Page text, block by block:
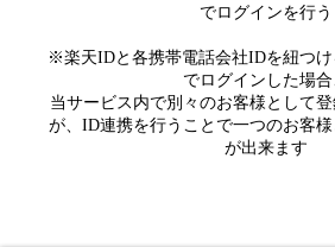
でログインを行う
※楽天IDと各携帯電話会社IDを紐つ
でログインした場合
当サービス内で別々のお客様として
が、ID連携を行うことで一つのお客
が出来ます